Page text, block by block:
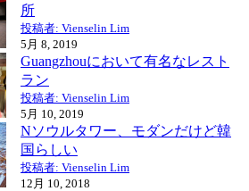
所
投稿者: Vienselin Lim
5月 8, 2019
Guangzhouにおいて有名なレスト
ラン
投稿者: Vienselin Lim
5月 10, 2019
Nソウルタワー、モダンだけど韓
国らしい
投稿者: Vienselin Lim
12月 10, 2018